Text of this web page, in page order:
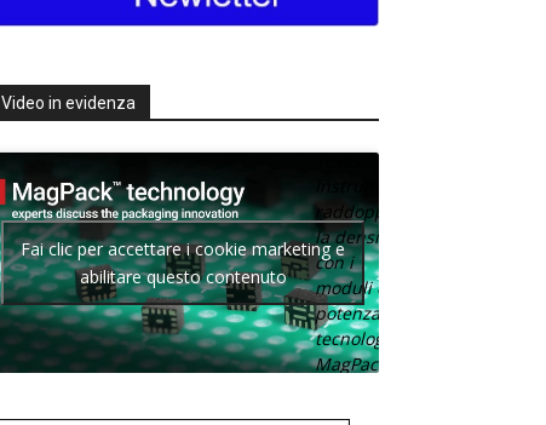
Video in evidenza
Texas
raddoppia
la densità
con i
moduli di
potenza con
tecnologia
MagPack.
Fai clic per accettare i cookie marketing e
abilitare questo contenuto